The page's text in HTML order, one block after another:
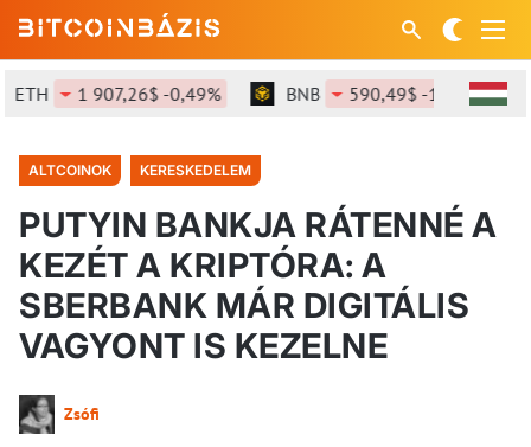
1 907,26$ -0,49% BNB 590,49$ -1,6%
ALTCOINOK KERESKEDELEM
PUTYIN BANKJA RÁTENNÉ A
KEZÉT A KRIPTÓRA: A
SBERBANK MÁR DIGITÁLIS
VAGYONT IS KEZELNE
Zsófi